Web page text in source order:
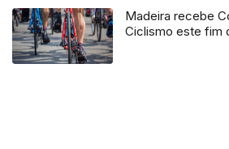
Madeira recebe
Ciclismo este fim